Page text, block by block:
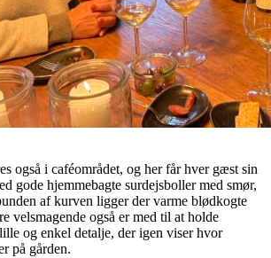
også i caféområdet, og her får hver gæst sin
gode hjemmebagte surdejsboller med smør,
af kurven ligger der varme blødkogte
velsmagende også er med til at holde
og enkel detalje, der igen viser hvor
på gården.